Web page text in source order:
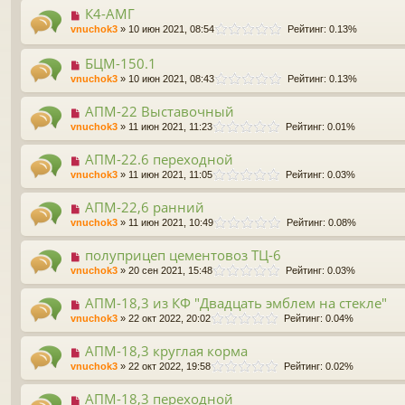
К4-АМГ
vnuchok3 » 10 июн 2021, 08:54 Рейтинг: 0.13%
БЦМ-150.1
vnuchok3 » 10 июн 2021, 08:43 Рейтинг: 0.13%
АПМ-22 Выставочный
vnuchok3 » 11 июн 2021, 11:23 Рейтинг: 0.01%
АПМ-22.6 переходной
vnuchok3 » 11 июн 2021, 11:05 Рейтинг: 0.03%
АПМ-22,6 ранний
vnuchok3 » 11 июн 2021, 10:49 Рейтинг: 0.08%
полуприцеп цементовоз ТЦ-6
vnuchok3 » 20 сен 2021, 15:48 Рейтинг: 0.03%
АПМ-18,3 из КФ "Двадцать эмблем на стекле"
vnuchok3 » 22 окт 2022, 20:02 Рейтинг: 0.04%
АПМ-18,3 круглая корма
vnuchok3 » 22 окт 2022, 19:58 Рейтинг: 0.02%
АПМ-18,3 переходной